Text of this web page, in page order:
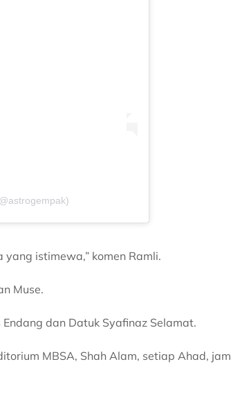
istimewa,” komen Ramli.
Muse.
dan Datuk Syafinaz Selamat.
MBSA, Shah Alam, setiap Ahad, jam